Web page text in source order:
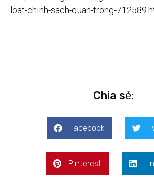
loat-chinh-sach-quan-trong-
Chia sẻ:
Facebook
Pinterest